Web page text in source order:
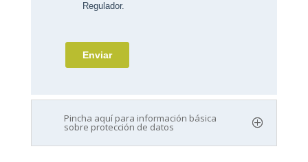
Pincha aquí para información básica
sobre protección de datos